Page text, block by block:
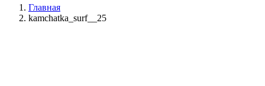
Главная
kamchatka_surf__25